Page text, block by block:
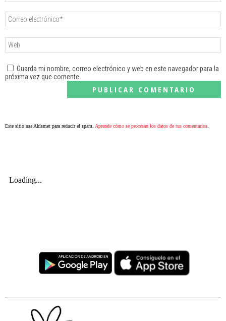
Guarda mi nombre, correo electrónico y web en este navegador para la
próxima vez que comente.
Este sitio usa Akismet para reducir el spam. Aprende cómo se procesan los datos de tus comentarios